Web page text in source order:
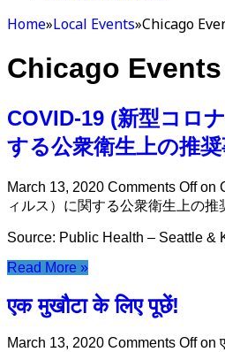
Home»Local Events»Chicago
Chicago Events
COVID-19 (新型コロ
する公衆衛生上の推
March 13, 2020 Comments Offon
ィルス）に関する公衆衛生上の推
Source: Public Health – Seattle &
Read More »
एक मुखौटा के लिए पूछें!
March 13, 2020 Comments Offon